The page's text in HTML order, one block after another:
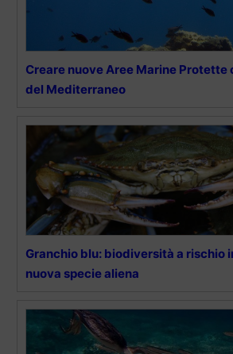
Creare nuove Aree Marine Protette
del Mediterraneo
Granchio blu: biodiversità a rischio
nuova specie aliena